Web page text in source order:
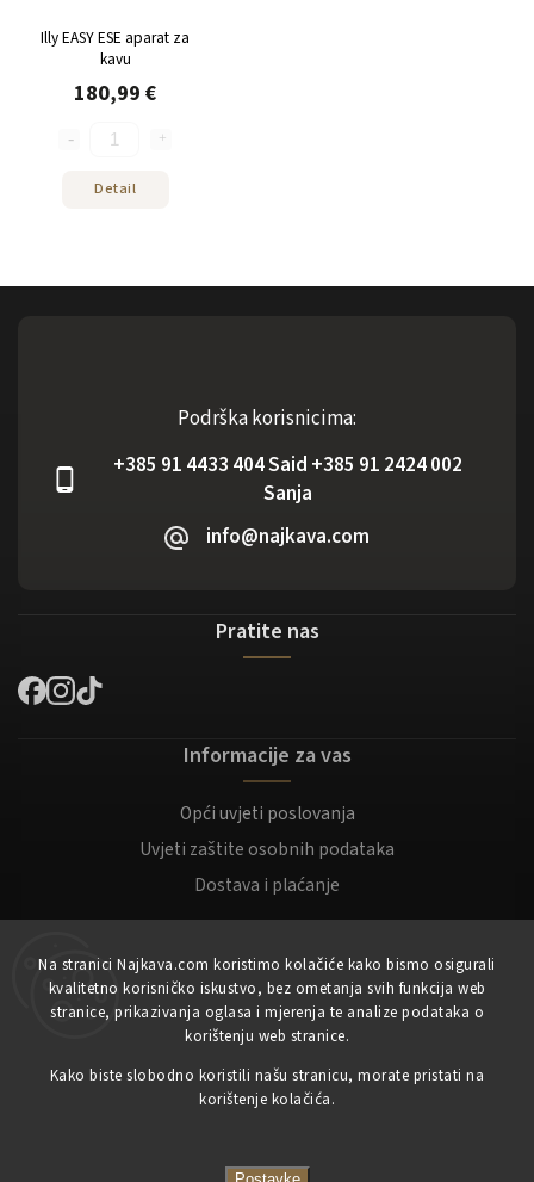
Na stranici Najkava.com koristimo kolačiće kako bismo osigurali
kvalitetno korisničko iskustvo, bez ometanja svih funkcija web
stranice, prikazivanja oglasa i mjerenja te analize podataka o
korištenju web stranice.
Kako biste slobodno koristili našu stranicu, morate pristati na
korištenje kolačića.
Illy EASY ESE aparat za
kavu
180,99 €
Detail
Podrška korisnicima:
+385 91 4433 404 Said +385 91 2424 002
Sanja
info@najkava.com
Pratite nas
Informacije za vas
Opći uvjeti poslovanja
Uvjeti zaštite osobnih podataka
Dostava i plaćanje
Moj račun
Registracija
Prijaviti se
Copyright 2023NajKava.com